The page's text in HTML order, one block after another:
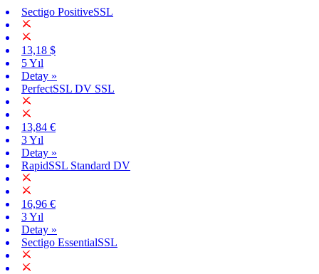
Sectigo PositiveSSL
13,18 $
5 Yıl
Detay »
PerfectSSL DV SSL
13,84 €
3 Yıl
Detay »
RapidSSL Standard DV
16,96 €
3 Yıl
Detay »
Sectigo EssentialSSL